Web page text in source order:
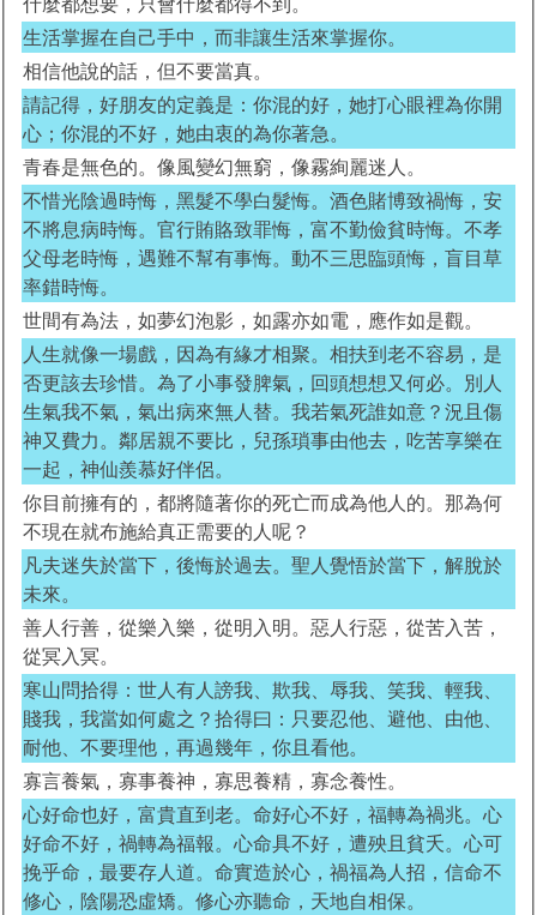
生活掌握在自己手中，而非讓生活來掌握你。
相信他說的話，但不要當真。
請記得，好朋友的定義是：你混的好，她打心眼裡為你開
心；你混的不好，她由衷的為你著急。
青春是無色的。像風變幻無窮，像霧絢麗迷人。
不惜光陰過時悔，黑髮不學白髮悔。酒色賭博致禍悔，安
不將息病時悔。官行賄賂致罪悔，富不勤儉貧時悔。不孝
父母老時悔，遇難不幫有事悔。動不三思臨頭悔，盲目草
率錯時悔。
世間有為法，如夢幻泡影，如露亦如電，應作如是觀。
人生就像一場戲，因為有緣才相聚。相扶到老不容易，是
否更該去珍惜。為了小事發脾氣，回頭想想又何必。別人
生氣我不氣，氣出病來無人替。我若氣死誰如意？況且傷
神又費力。鄰居親不要比，兒孫瑣事由他去，吃苦享樂在
一起，神仙羨慕好伴侶。
你目前擁有的，都將隨著你的死亡而成為他人的。那為何
不現在就布施給真正需要的人呢？
凡夫迷失於當下，後悔於過去。聖人覺悟於當下，解脫於
未來。
善人行善，從樂入樂，從明入明。惡人行惡，從苦入苦，
從冥入冥。
寒山問拾得：世人有人謗我、欺我、辱我、笑我、輕我、
賤我，我當如何處之？拾得曰：只要忍他、避他、由他、
耐他、不要理他，再過幾年，你且看他。
寡言養氣，寡事養神，寡思養精，寡念養性。
心好命也好，富貴直到老。命好心不好，福轉為禍兆。心
好命不好，禍轉為福報。心命具不好，遭殃且貧夭。心可
挽乎命，最要存人道。命實造於心，禍福為人招，信命不
修心，陰陽恐虛矯。修心亦聽命，天地自相保。